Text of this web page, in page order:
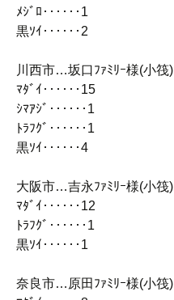
ﾒｼﾞﾛ‥‥‥1
黒ｿｲ‥‥‥2
川西市…坂口ﾌｧﾐﾘｰ様(小筏)
ﾏﾀﾞｲ‥‥‥15
ｼﾏｱｼﾞ‥‥‥1
ﾄﾗﾌｸﾞ‥‥‥1
黒ｿｲ‥‥‥4
大阪市…吉永ﾌｧﾐﾘｰ様(小筏)
ﾏﾀﾞｲ‥‥‥12
ﾄﾗﾌｸﾞ‥‥‥1
黒ｿｲ‥‥‥1
奈良市…原田ﾌｧﾐﾘｰ様(小筏)